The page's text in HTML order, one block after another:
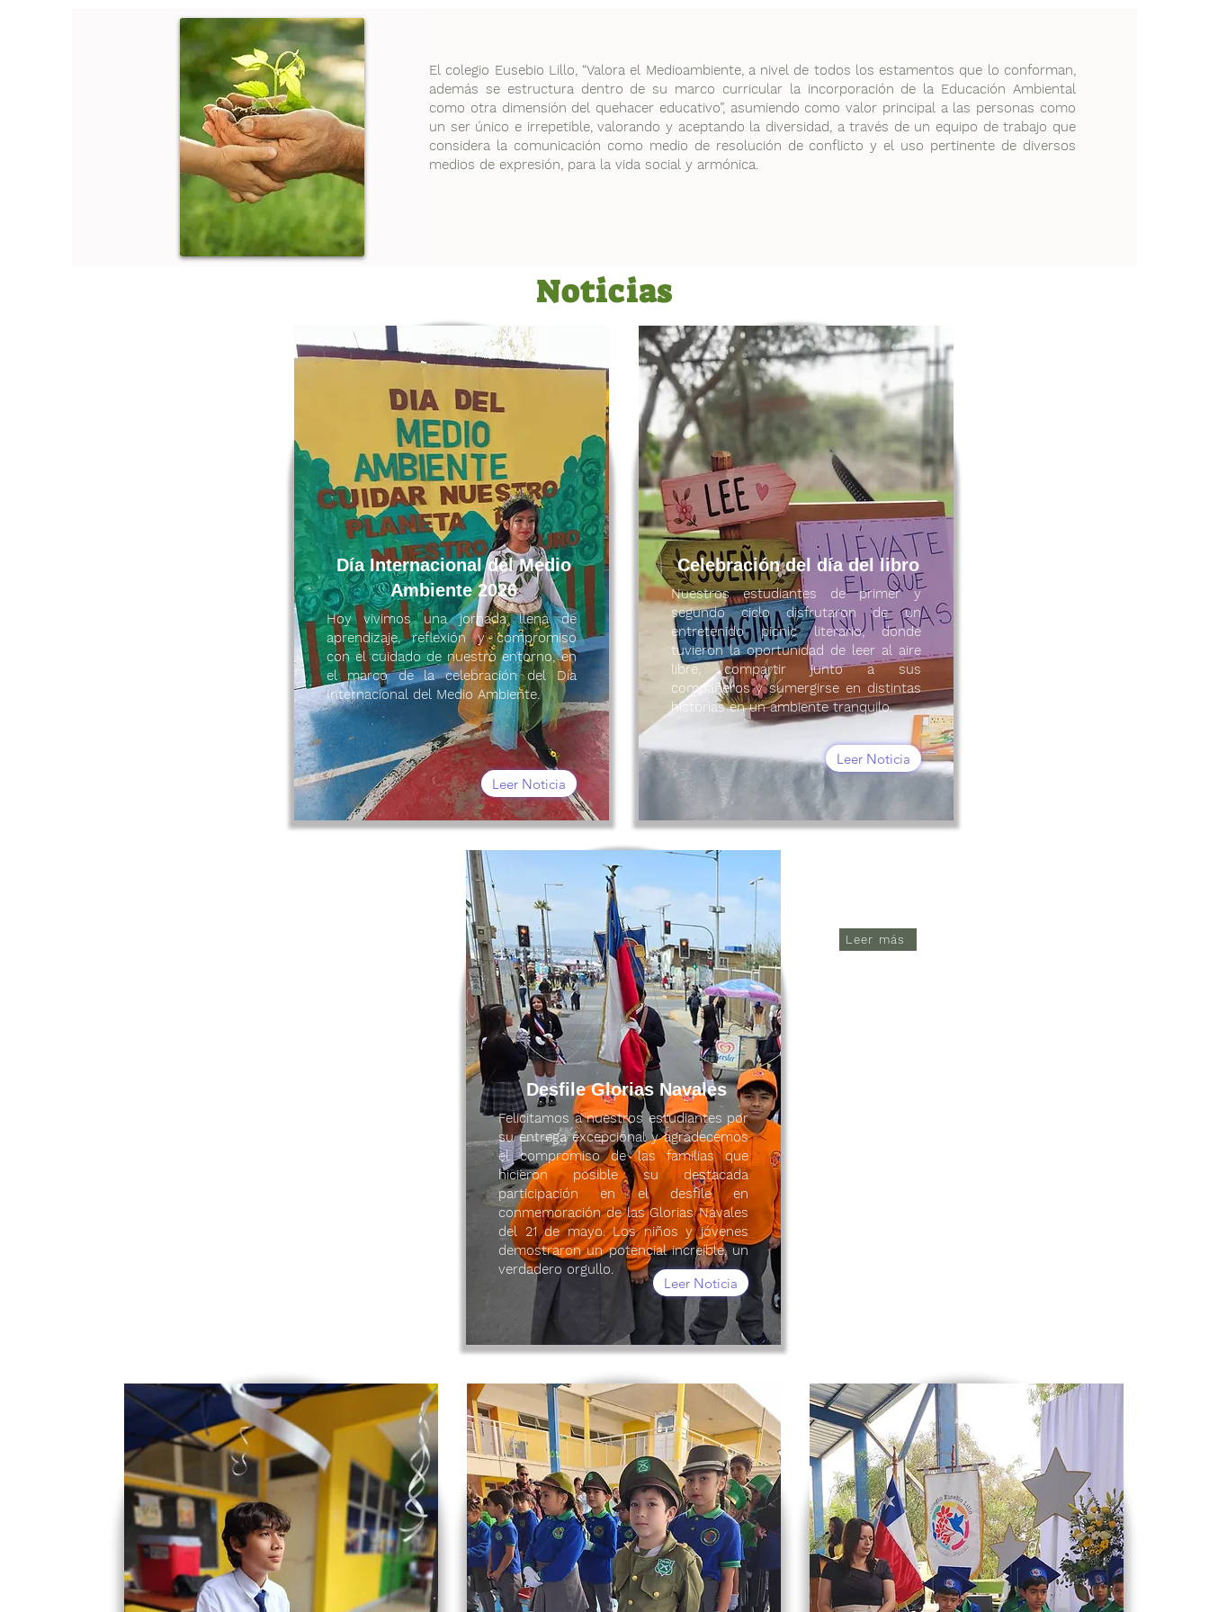
El colegio Eusebio Lillo, “Valora el Medioambiente, a nivel de todos los estamentos que lo conforman,
además se estructura dentro de su marco curricular la incorporación de la Educación Ambiental
como otra dimensión del quehacer educativo”, asumiendo como valor principal a las personas como
un ser único e irrepetible, valorando y aceptando la diversidad, a través de un equipo de trabajo que
considera la comunicación como medio de resolución de conflicto y el uso pertinente de diversos
medios de expresión, para la vida social y armónica.
Noticias
Día Internacional del Medio
Ambiente 2026
Hoy vivimos una jornada llena de
aprendizaje, reflexión y compromiso
con el cuidado de nuestro entorno, en
el marco de la celebración del Día
Internacional del Medio Ambiente.
Leer Noticia
Leer más
Celebración del día del libro
Nuestros estudiantes de primer y
segundo ciclo disfrutaron de un
entretenido picnic literario, donde
tuvieron la oportunidad de leer al aire
libre, compartir junto a sus
compañeros y sumergirse en distintas
historias en un ambiente tranquilo.
Leer Noticia
Leer más
Desfile Glorias Navales
Felicitamos a nuestros estudiantes por
su entrega excepcional y agradecemos
el compromiso de las familias que
hicieron posible su destacada
participación en el desfile en
conmemoración de las Glorias Navales
del 21 de mayo. Los niños y jóvenes
demostraron un potencial increíble, un
verdadero orgullo.
Leer Noticia
Leer más